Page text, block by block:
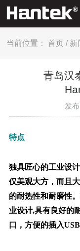
当前位置： 首页 / 新
青岛汉
发
特点
独具匠心的工业设
仅美观大方，而且
的耐热性和耐磨性
业设计,具有良好的
口，方便的插入